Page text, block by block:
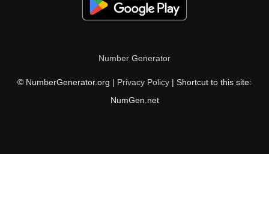
Number Generator
© NumberGenerator.org | Privacy Policy | Shortcut to this site:
NumGen.net